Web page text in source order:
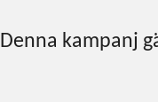
Denna kampanj